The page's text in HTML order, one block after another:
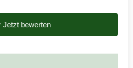
Jetzt bewerten